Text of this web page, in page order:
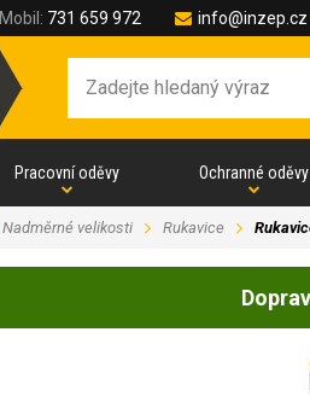
Mobil: 731 659 972 info@inzep.cz
Pracovní oděvy Ochranné oděvy
Nadměrné velikosti Rukavice